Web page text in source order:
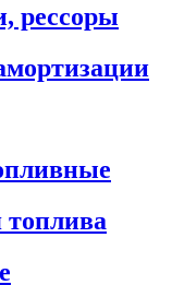
рессоры
топлива